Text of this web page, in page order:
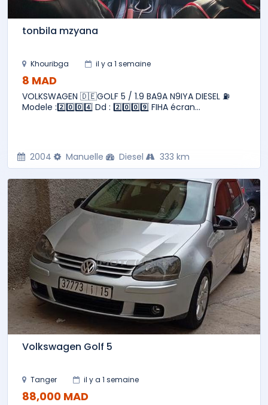
tonbila mzyana
Khouribga il y a 1 semaine
8 MAD
VOLKSWAGEN 🇩🇪GOLF 5 / 1.9 BA9A N9IYA DIESEL ⛽️
Modele :2️⃣0️⃣0️⃣4️⃣ Dd : 2️⃣0️⃣0️⃣9️⃣ FIHA écran...
2004 Manuelle Diesel 333 km
Volkswagen Golf 5
Tanger il y a 1 semaine
88,000 MAD